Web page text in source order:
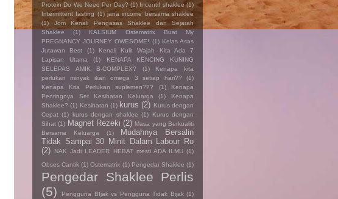
Protein Do We Need Per Day? (1) Incentif shaklee (1)
Intermittent fasting (1) jana income bersama shaklee
(1)
Jom Kenali Pengasas Shaklee dan Sejarah
Shaklee
(1)
KALSIUM Ostematrix Buat My
PREGNANCY JOURNEY OWESOME! (1) Kelas Asas
Jutawan Best
(1)
Kenali Kulit Wajah Kita Ada 7
Lapisan Utama
(1)
KENAPA KENCING KUNING
SELEPAS AMIK B-COMPLEX?
(1)
Kenapa kita
perlukan minyak ikan omega 3 setiap hari??
(1)
Kenapa Kita Perlukan suplemen???
(1)
Kenapa
Pentingnya Set Kesihatan Keluarga
(1)
Kenapa
Shaklee? (1) Kesihatan (1) kurus (2) Kurus dengan
Cepat (1) kurus dengan shaklee (1)
Kurus dengan
Sihat (1) Magnet Rezeki (2) Masa yang Berkualiti
Bersama Keluarga
(1)
Mudahnya Bersalin
Tidak Sampai 30 Minit Dalam Labour Ro
(2)
NAK Jadi LEADER HEBAT mesti ADA ILMU (1)
Obses Cantik (1) Ostematrix (1) Pengedar Shaklee (1)
Pengedar Shaklee Perlis
(5)
Pengguna BIjak vs Pengguna Tidak Bijak (1)